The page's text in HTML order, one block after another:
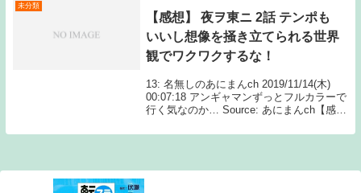
未分類
【感想】 夜ヲ東ニ 2話 テンポも
いいし想像を掻き立てられる世界
観でワクワクするな！
13: 名無しのあにまんch 2019/11/14(木)
00:07:18 アンギャマンずっとフルカラーで
行く気なのか… Source: あにまんch【感
掻き立てられる世界観でワクワクするな！